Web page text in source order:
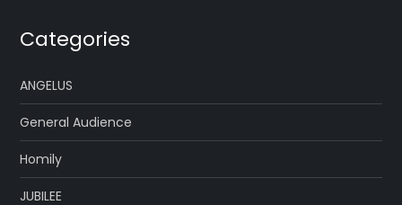
Categories
ANGELUS
General Audience
Homily
JUBILEE